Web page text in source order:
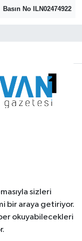
Basın No ILN02474922
sizleri
bir araya getiriyor.
okuyabilecekleri